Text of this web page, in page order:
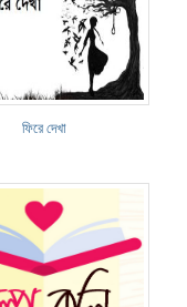
ফিরে দেখা